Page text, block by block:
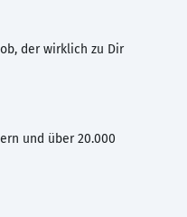
der wirklich zu Dir
und über 20.000